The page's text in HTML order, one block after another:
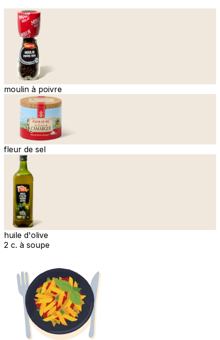
moulin à poivre
fleur de sel
huile d'olive
2 c. à soupe